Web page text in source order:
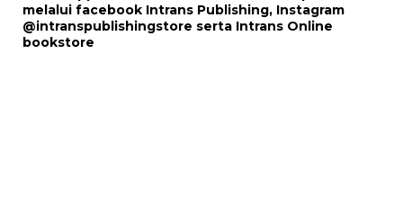
melalui facebook Intrans Publishing, Instagram
@intranspublishingstore serta Intrans Online
bookstore